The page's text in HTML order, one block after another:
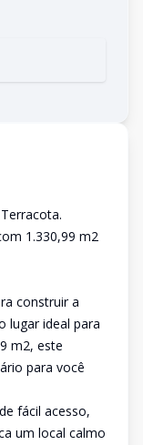
1.330,99 m2
construir a
lugar ideal para
m2, este
para você
fácil acesso,
um local calmo